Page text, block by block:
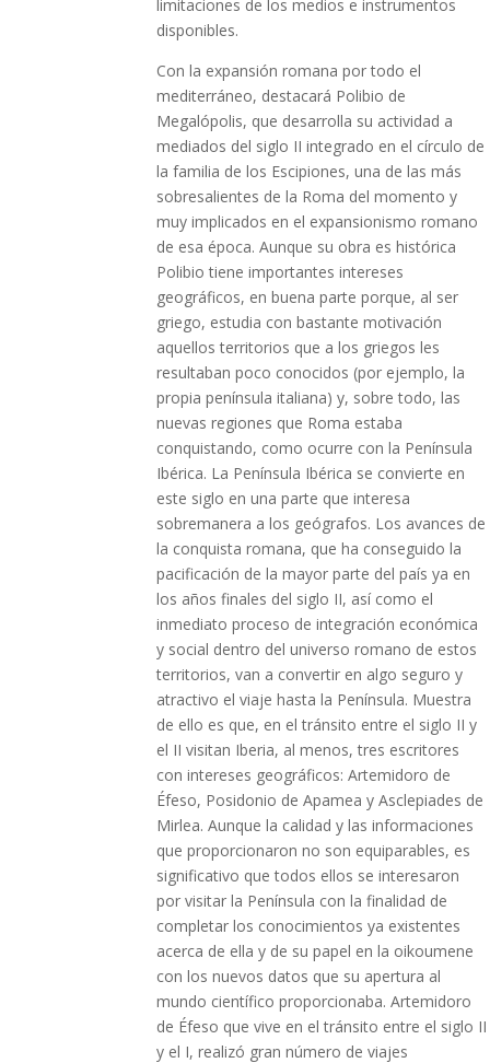
limitaciones de los medios e instrumentos
disponibles.
Con la expansión romana por todo el
mediterráneo, destacará Polibio de
Megalópolis, que desarrolla su actividad a
mediados del siglo II integrado en el círculo de
la familia de los Escipiones, una de las más
sobresalientes de la Roma del momento y
muy implicados en el expansionismo romano
de esa época. Aunque su obra es histórica
Polibio tiene importantes intereses
geográficos, en buena parte porque, al ser
griego, estudia con bastante motivación
aquellos territorios que a los griegos les
resultaban poco conocidos (por ejemplo, la
propia península italiana) y, sobre todo, las
nuevas regiones que Roma estaba
conquistando, como ocurre con la Península
Ibérica. La Península Ibérica se convierte en
este siglo en una parte que interesa
sobremanera a los geógrafos. Los avances de
la conquista romana, que ha conseguido la
pacificación de la mayor parte del país ya en
los años finales del siglo II, así como el
inmediato proceso de integración económica
y social dentro del universo romano de estos
territorios, van a convertir en algo seguro y
atractivo el viaje hasta la Península. Muestra
de ello es que, en el tránsito entre el siglo II y
el II visitan Iberia, al menos, tres escritores
con intereses geográficos: Artemidoro de
Éfeso, Posidonio de Apamea y Asclepiades de
Mirlea. Aunque la calidad y las informaciones
que proporcionaron no son equiparables, es
significativo que todos ellos se interesaron
por visitar la Península con la finalidad de
completar los conocimientos ya existentes
acerca de ella y de su papel en la oikoumene
con los nuevos datos que su apertura al
mundo científico proporcionaba. Artemidoro
de Éfeso que vive en el tránsito entre el siglo II
y el I, realizó gran número de viajes